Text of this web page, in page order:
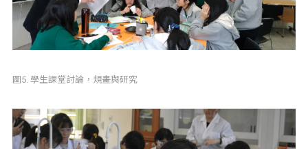
圖5. 學生課堂討論，規畫與研究